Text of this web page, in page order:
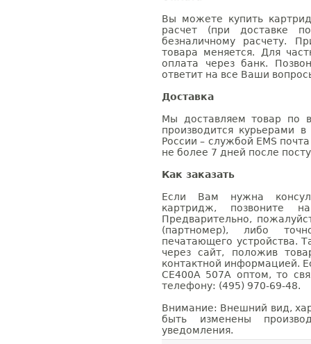
Вы можете купить
расчет (при доставке
безналичному расчету.
товара меняется. Для
оплата через банк.
ответит на все Ваши
Доставка
Мы доставляем товар по
производится курьерами
России – службой EMS
не более 7 дней после
Как заказать
Если Вам нужна
картридж, позвоните
Предварительно,
(партномер), либо
печатающего устройства.
через сайт, положив
контактной информацией.
CE400A 507A оптом, то
телефону: (495) 970-69-48.
Внимание: Внешний вид,
быть изменены
уведомления.